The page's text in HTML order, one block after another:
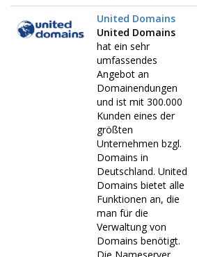
United Domains
United Domains
hat ein sehr
umfassendes
Angebot an
Domainendungen
und ist mit 300.000
Kunden eines der
größten
Unternehmen bzgl.
Domains in
Deutschland. United
Domains bietet alle
Funktionen an, die
man für die
Verwaltung von
Domains benötigt.